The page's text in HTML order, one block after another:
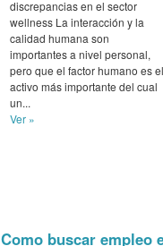
discrepancias en el sector
wellness La interacción y la
calidad humana son
importantes a nivel personal,
pero que el factor humano es el
activo más importante del cual
un...
Ver »
Como buscar empleo